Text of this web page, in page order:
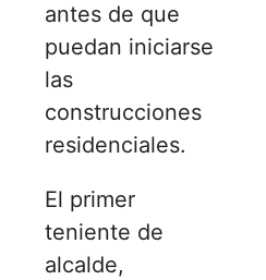
antes de que
puedan iniciarse
las
construcciones
residenciales.
El primer
teniente de
alcalde,